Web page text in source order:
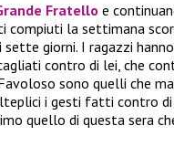
Fratello e
compiuti la settimana
giorni. I ragazzi
contro di lei, che
sono quelli che
i gesti fatti contro di
quello di questa sera